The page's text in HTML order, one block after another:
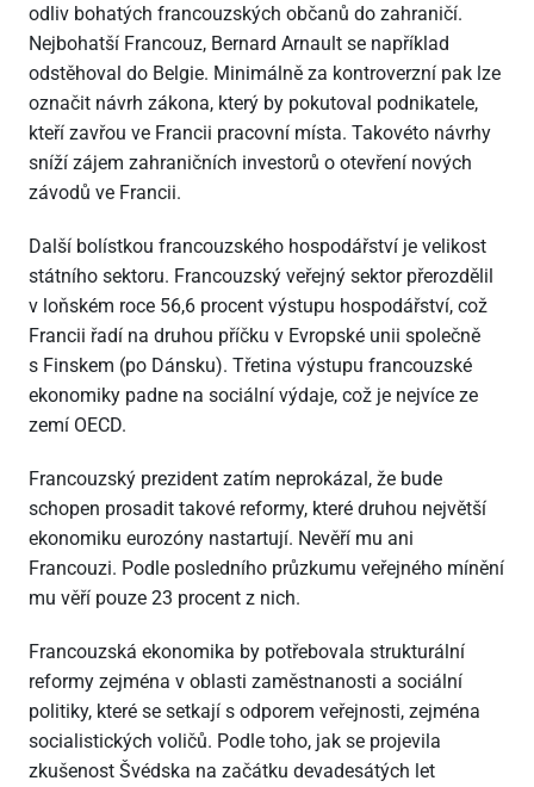
odliv bohatých francouzských občanů do zahraničí.
Nejbohatší Francouz, Bernard Arnault se například
odstěhoval do Belgie. Minimálně za kontroverzní pak lze
označit návrh zákona, který by pokutoval podnikatele,
kteří zavřou ve Francii pracovní místa. Takovéto návrhy
sníží zájem zahraničních investorů o otevření nových
závodů ve Francii.
Další bolístkou francouzského hospodářství je velikost
státního sektoru. Francouzský veřejný sektor přerozdělil
v loňském roce 56,6 procent výstupu hospodářství, což
Francii řadí na druhou příčku v Evropské unii společně
s Finskem (po Dánsku). Třetina výstupu francouzské
ekonomiky padne na sociální výdaje, což je nejvíce ze
zemí OECD.
Francouzský prezident zatím neprokázal, že bude
schopen prosadit takové reformy, které druhou největší
ekonomiku eurozóny nastartují. Nevěří mu ani
Francouzi. Podle posledního průzkumu veřejného mínění
mu věří pouze 23 procent z nich.
Francouzská ekonomika by potřebovala strukturální
reformy zejména v oblasti zaměstnanosti a sociální
politiky, které se setkají s odporem veřejnosti, zejména
socialistických voličů. Podle toho, jak se projevila
zkušenost Švédska na začátku devadesátých let